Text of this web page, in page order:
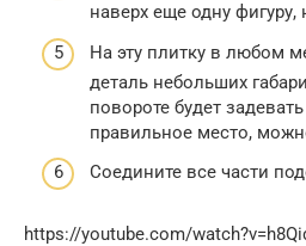
наверх еще одну
На эту плитку в любом
деталь небольших
повороте будет
правильное место,
Соедините все части
https://youtube.com/